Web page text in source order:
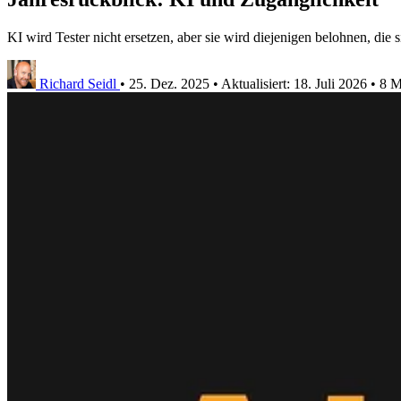
KI wird Tester nicht ersetzen, aber sie wird diejenigen belohnen,
Richard Seidl • 25. Dez. 2025 • Aktualisiert: 18. Juli 2026 • 8